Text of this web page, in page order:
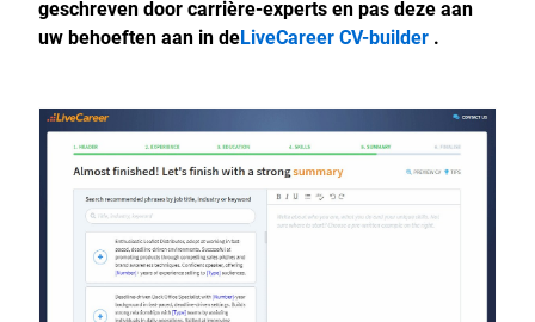
geschreven door carrière-experts en pas deze aan
uw behoeften aan in deLiveCareer CV-builder .